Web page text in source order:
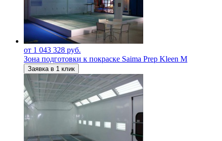
от 1 043 328 руб.
Зона подготовки к покраске Saima Prep Kleen M
Заявка в 1 клик